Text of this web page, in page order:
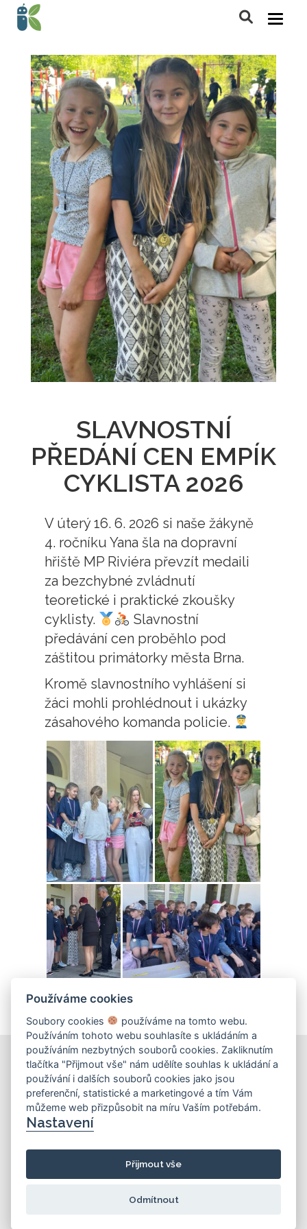
SLAVNOSTNÍ
PŘEDÁNÍ CEN EMPÍK
CYKLISTA 2026
V úterý 16. 6. 2026 si naše žákyně
4. ročníku Yana šla na dopravní
hřiště MP Riviéra převzít medaili
za bezchybné zvládnutí
teoretické i praktické zkoušky
cyklisty.
Slavnostní
předávání cen proběhlo pod
záštitou primátorky města Brna.
Kromě slavnostního vyhlášení si
žáci mohli prohlédnout i ukázky
zásahového komanda policie.
KONTAKT
info@zskosinova.cz
Používáme cookies
Soubory cookies
používáme na tomto webu.
Používáním tohoto webu souhlasíte s ukládáním a
používáním nezbytných souborů cookies. Zakliknutím
tlačítka "Přijmout vše" nám udělíte souhlas k ukládání a
používání i dalších souborů cookies jako jsou
preferenční, statistické a marketingové a tím Vám
můžeme web přizpůsobit na míru Vaším potřebám.
Nastavení
Přijmout vše
Odmítnout